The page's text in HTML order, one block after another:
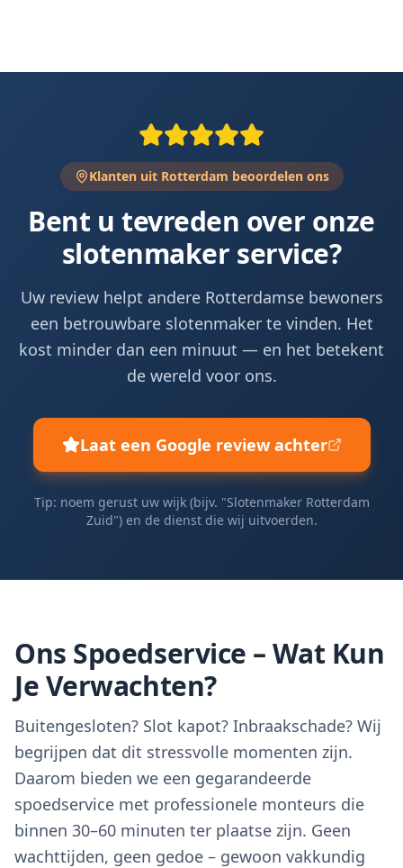
Klanten uit Rotterdam beoordelen ons
Bent u tevreden over onze
slotenmaker service?
Uw review helpt andere Rotterdamse bewoners
een betrouwbare slotenmaker te vinden. Het
kost minder dan een minuut — en het betekent
de wereld voor ons.
Laat een Google review achter
Tip: noem gerust uw wijk (bijv. "Slotenmaker Rotterdam
Zuid") en de dienst die wij uitvoerden.
Ons Spoedservice – Wat Kun
Je Verwachten?
Buitengesloten? Slot kapot? Inbraakschade? Wij
begrijpen dat dit stressvolle momenten zijn.
Daarom bieden we een gegarandeerde
spoedservice met professionele monteurs die
binnen 30–60 minuten ter plaatse zijn. Geen
wachttijden, geen gedoe – gewoon vakkundig